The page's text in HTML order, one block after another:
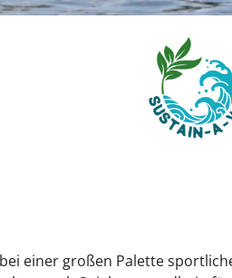
einer großen Palette